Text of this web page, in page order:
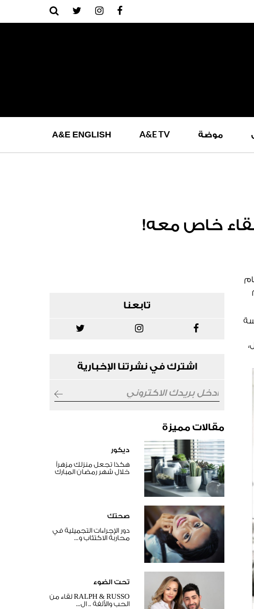
موضة A&ETV
A&EENGLISH
خاص معه!
تابعنا
اشترك في نشرتنا الإخبارية
مقالات مميزة
ديكور
هكذا تجعل منزلك مزهراً
خلال شهر رمضان المبارك
صحتك
دور الإجراءات التجميلية في
محاربة الاكتئاب و...
تحت الضوء
RALPH & RUSSO لقاء من
الحب والألفة .. ال...